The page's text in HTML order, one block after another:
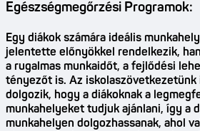
Egészségmegőrzési Programok:
Egy diákok számára ideális
jelentette előnyökkel rendelkezik,
a rugalmas munkaidőt, a fejlődési
tényezőt is. Az iskolaszövetkezetünk
dolgozik, hogy a diákoknak a
munkahelyeket tudjuk ajánlani, így a
munkahelyen dolgozhassanak, ahol